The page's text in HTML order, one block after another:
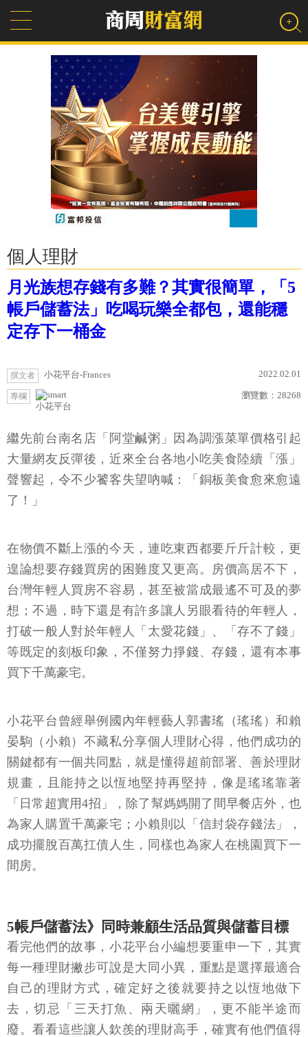
個人理財
月光族想存錢有多難？其實很簡單，「5
帳戶儲蓄法」吃喝玩樂全都包，還能穩
定存下一桶金
撰文者 小花平台-Frances 2022.02.01
專欄
小花平台
瀏覽數： 28268
繼先前台南名店「阿堂鹹粥」因為調漲菜單價格引起
大量網友反彈後，近來全台各地小吃美食陸續「漲」
聲響起，令不少饕客失望吶喊：「銅板美食愈來愈遠
了！」
在物價不斷上漲的今天，連吃東西都要斤斤計較，更
遑論想要存錢買房的困難度又更高。房價高居不下，
台灣年輕人買房不容易，甚至被當成最遙不可及的夢
想；不過，時下還是有許多讓人另眼看待的年輕人，
打破一般人對於年輕人「太愛花錢」、「存不了錢」
等既定的刻板印象，不僅努力掙錢、存錢，還有本事
買下千萬豪宅。
小花平台曾經舉例國內年輕藝人郭書瑤（瑤瑤）和賴
晏駒（小賴）不藏私分享個人理財心得，他們成功的
關鍵都有一個共同點，就是懂得超前部署、善於理財
規畫，且能持之以恆地堅持再堅持，像是瑤瑤靠著
「日常超實用4招」，除了幫媽媽開了間早餐店外，也
為家人購置千萬豪宅；小賴則以「信封袋存錢法」，
成功擺脫百萬扛債人生，同樣也為家人在桃園買下一
間房。
5帳戶儲蓄法》同時兼顧生活品質與儲蓄目標
看完他們的故事，小花平台小編想要重申一下，其實
每一種理財撇步可說是大同小異，重點是選擇最適合
自己的理財方式，確定好之後就要持之以恆地做下
去，切忌「三天打魚、兩天曬網」，更不能半途而
廢。看看這些讓人欽羨的理財高手，確實有他們值得